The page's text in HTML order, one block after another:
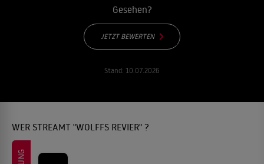
Gesehen?
JETZT BEWERTEN
Stand: 10.07.2026
WER STREAMT "WOLFFS REVIER" ?